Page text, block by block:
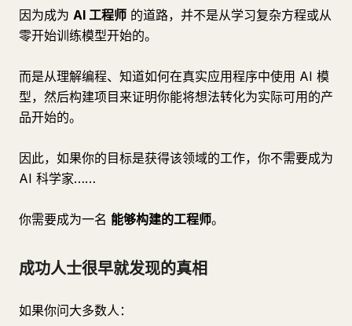
因为成为 AI 工程师 的道路，并不是从学习复杂方程或从
零开始训练模型开始的。
而是从理解编程、知道如何在真实应用程序中使用 AI 模
型，然后构建项目来证明你能将想法转化为实际可用的产
品开始的。
因此，如果你的目标是获得该领域的工作，你不需要成为
AI 科学家……
你需要成为一名 能够构建的工程师。
成功人士很早就发现的真相
如果你问大多数人：